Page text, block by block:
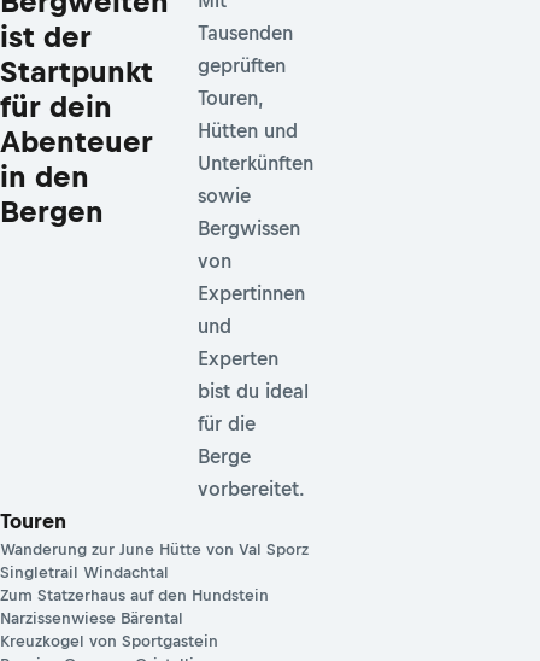
ist der
Startpunkt
für dein
Abenteuer
in den
Bergen
Tausenden
geprüften
Touren,
Hütten und
Unterkünften
sowie
Bergwissen
von
Expertinnen
und
Experten
bist du ideal
für die
Berge
vorbereitet.
Touren
Wanderung zur June Hütte von Val Sporz
Singletrail Windachtal
Zum Statzerhaus auf den Hundstein
Narzissenwiese Bärental
Kreuzkogel von Sportgastein